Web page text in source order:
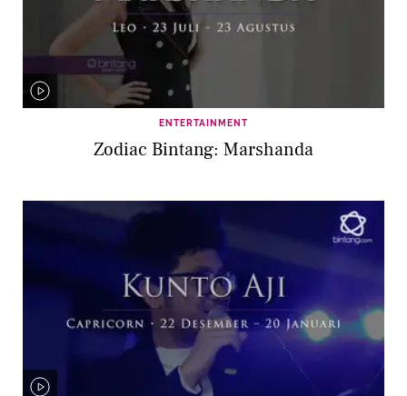
ENTERTAINMENT
Zodiac Bintang: Marshanda